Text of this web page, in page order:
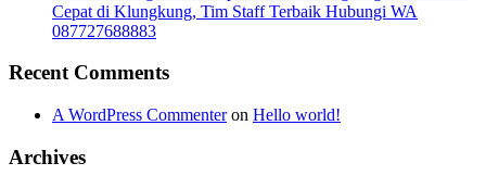
Cepat di Klungkung, Tim Staff Terbaik Hubungi WA
087727688883
Recent Comments
A WordPress Commenteron Hello world!
Archives